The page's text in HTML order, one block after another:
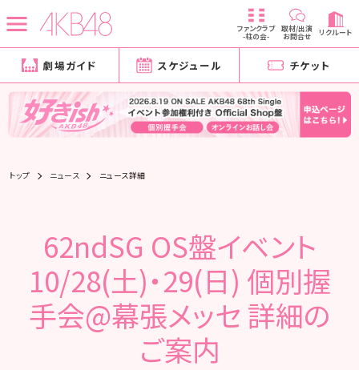
ファンクラブ
-柱の会-
取材/出演
お問合せ リクルート
劇場ガイド スケジュール チケット
トップ ニュース ニュース詳細
62ndSG OS盤イベント
10/28(土)・29(日) 個別握
手会@幕張メッセ 詳細の
ご案内